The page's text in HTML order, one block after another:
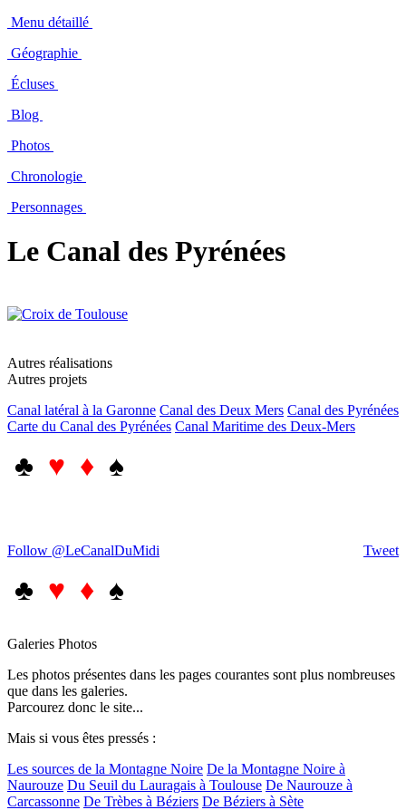
Menu détaillé
Géographie
Écluses
Blog
Photos
Chronologie
Personnages
Le Canal des Pyrénées
Autres réalisations
Autres projets
Canal latéral à la Garonne Canal des Deux Mers Canal des Pyrénées
Carte du Canal des Pyrénées Canal Maritime des Deux-Mers
♣ ♥ ♦ ♠
Tweet
Follow @LeCanalDuMidi
♣ ♥ ♦ ♠
Galeries Photos
Les photos présentes dans les pages courantes sont plus nombreuses
que dans les galeries.
Parcourez donc le site...
Mais si vous êtes pressés :
Les sources de la Montagne Noire De la Montagne Noire à
Naurouze Du Seuil du Lauragais à Toulouse De Naurouze à
Carcassonne De Trèbes à Béziers De Béziers à Sète